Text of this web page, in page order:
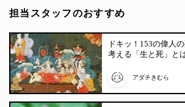
担当スタッフのおすすめ
ドキッ！153の偉人
考える「生と死」と
アダチきむら